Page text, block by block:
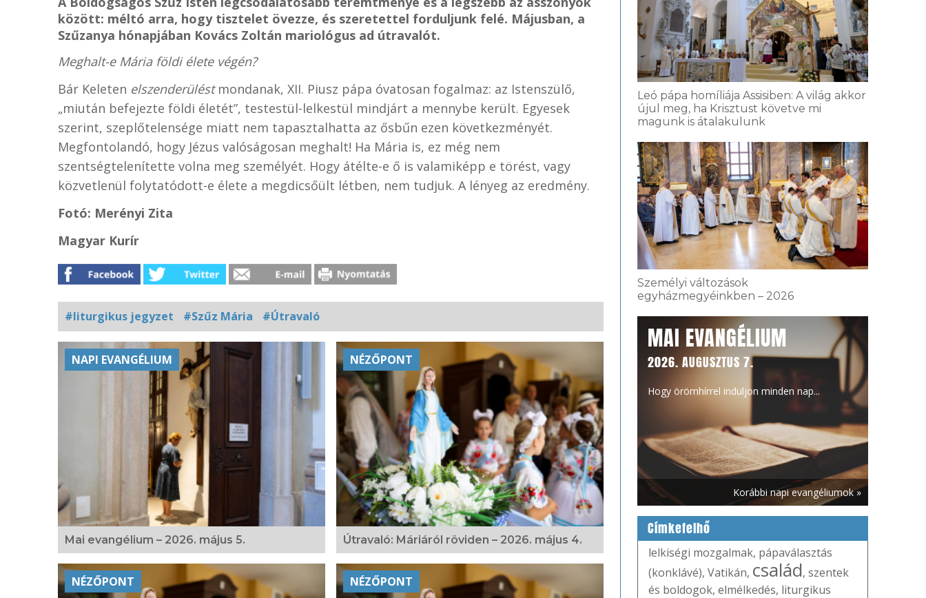
között: méltó arra, hogy tisztelet övezze, és szeretettel forduljunk felé. Májusban, a
Szűzanya hónapjában Kovács Zoltán mariológus ad útravalót.
Meghalt-e Mária földi élete végén?
Bár Keleten elszenderüléstmondanak, XII. Piusz pápa óvatosan fogalmaz: az Istenszülő,
„miután befejezte földi életét”, testestül-lelkestül mindjárt a mennybe került. Egyesek
szerint, szeplőtelensége miatt nem tapasztalhatta az ősbűn ezen következményét.
Megfontolandó, hogy Jézus valóságosan meghalt! Ha Mária is, ez még nem
szentségtelenítette volna meg személyét. Hogy átélte-e ő is valamiképp e törést, vagy
közvetlenül folytatódott-e élete a megdicsőült létben, nem tudjuk. A lényeg az eredmény.
Fotó: Merényi Zita
Magyar Kurír
#liturgikus jegyzet #Szűz Mária #Útravaló
Kapcsolódó
fotógaléria
NAPI EVANGÉLIUM
Mai evangélium – 2026. május 5.
NÉZŐPONT
Útravaló: Máriáról röviden – 2026. május 4.
NÉZŐPONT NÉZŐPONT
Leó pápa homíliája Assisiben: A világ akkor
újul meg, ha Krisztust követve mi
magunk is átalakulunk
Személyi változások
egyházmegyéinkben – 2026
MAI EVANGÉLIUM
2026. AUGUSZTUS 7.
Hogy örömhírrel induljon minden nap...
Korábbi napi evangéliumok »
Címkefelhő
lelkiségi mozgalmak, pápaválasztás
(konklávé), Vatikán, család, szentek
és boldogok, elmélkedés, liturgikus